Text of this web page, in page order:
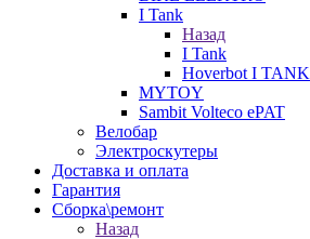
I Tank
Назад
I Tank
Hoverbot I TANK
MYTOY
Sambit Volteco ePAT
Велобар
Электроскутеры
Доставка и оплата
Гарантия
Сборка\ремонт
Назад